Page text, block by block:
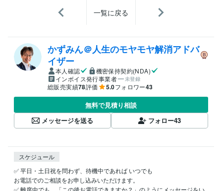
一覧に戻る
かずみん＠人生のモヤモヤ解消アドバ
イザー
本人確認
機密保持契約(NDA)
インボイス発行事業者
未登録
総販売実績78評価 5.0フォロワー43
無料で見積り相談
メッセージを送る
フォロー43
スケジュール
✅ 平日・土日祝を問わず、待機中であれば いつでも
お電話でのご相談をお申し込みいただけます。